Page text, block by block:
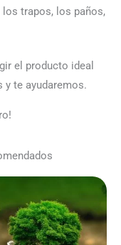
trapos, los paños,
el producto ideal
y te ayudaremos.